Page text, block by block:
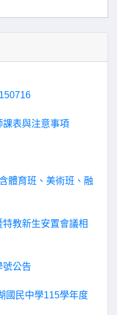
表與注意事項
體育班、美術班、融
教新生安置會議相
號公告
國民中學115學年度